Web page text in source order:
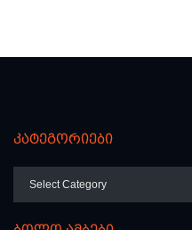
კატეგორიები